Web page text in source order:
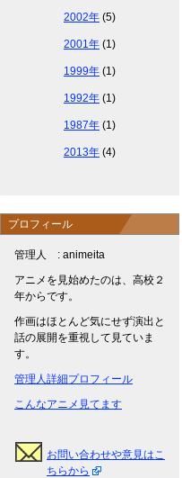
2002年 (5)
2001年 (1)
1999年 (1)
1992年 (1)
1987年 (1)
2013年 (4)
プロフィール
管理人 : animeita
アニメを見始めたのは、高校２
年からです。
作画はほとんど気にせず演出と
話の展開を重視して見ていま
す。
管理人詳細プロフィール
こんなアニメ見てます
お問い合わせや意見はこ
ちらから